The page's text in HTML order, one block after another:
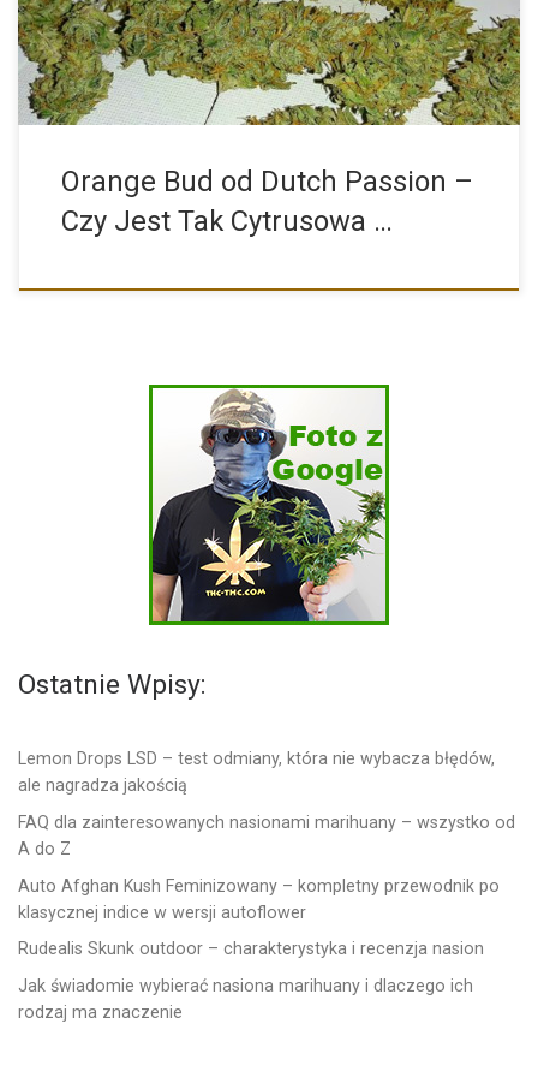
Orange Bud od Dutch Passion –
Czy Jest Tak Cytrusowa …
Ostatnie Wpisy:
Lemon Drops LSD – test odmiany, która nie wybacza błędów,
ale nagradza jakością
FAQ dla zainteresowanych nasionami marihuany – wszystko od
A do Z
Auto Afghan Kush Feminizowany – kompletny przewodnik po
klasycznej indice w wersji autoflower
Rudealis Skunk outdoor – charakterystyka i recenzja nasion
Jak świadomie wybierać nasiona marihuany i dlaczego ich
rodzaj ma znaczenie